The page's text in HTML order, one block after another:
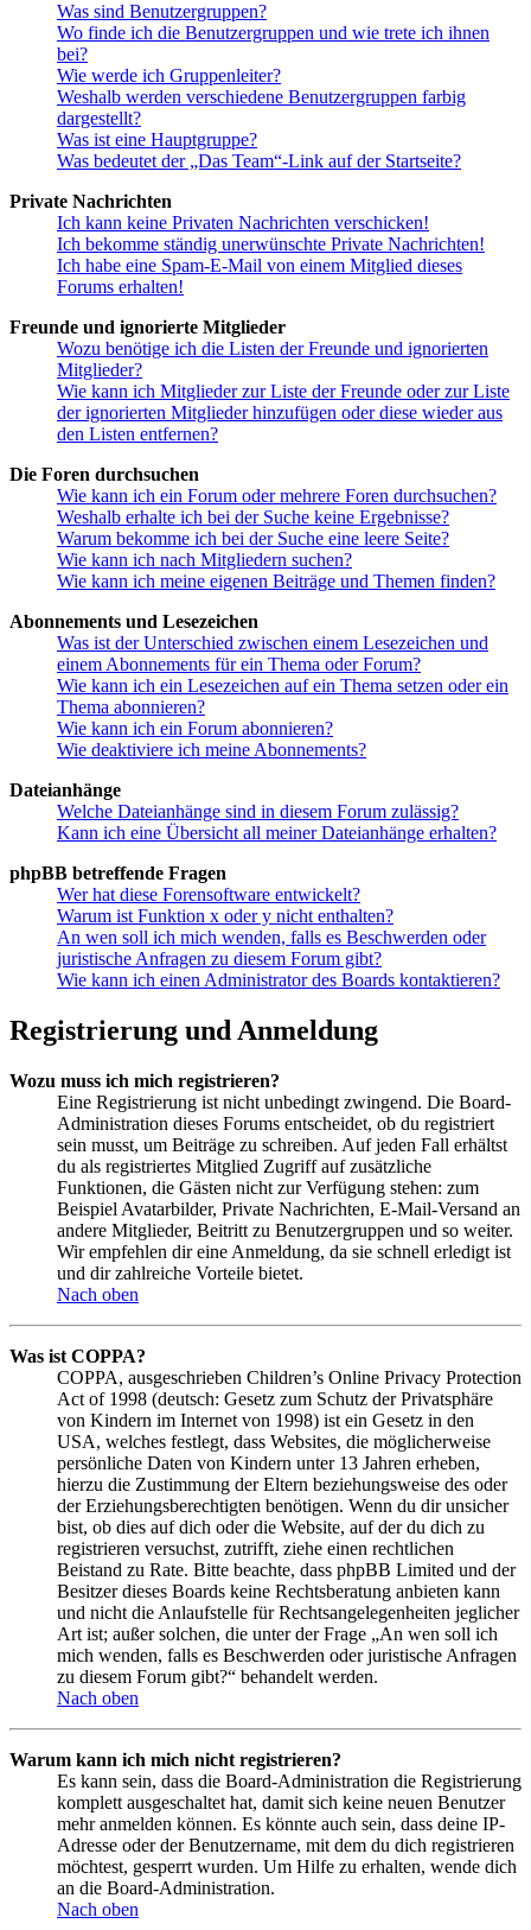
Was sind Benutzergruppen?
Wo finde ich die Benutzergruppen und wie trete ich ihnen
bei?
Wie werde ich Gruppenleiter?
Weshalb werden verschiedene Benutzergruppen farbig
dargestellt?
Was ist eine Hauptgruppe?
Was bedeutet der „Das Team“-Link auf der Startseite?
Private Nachrichten
Ich kann keine Privaten Nachrichten verschicken!
Ich bekomme ständig unerwünschte Private Nachrichten!
Ich habe eine Spam-E-Mail von einem Mitglied dieses
Forums erhalten!
Freunde und ignorierte Mitglieder
Wozu benötige ich die Listen der Freunde und ignorierten
Mitglieder?
Wie kann ich Mitglieder zur Liste der Freunde oder zur Liste
der ignorierten Mitglieder hinzufügen oder diese wieder aus
den Listen entfernen?
Die Foren durchsuchen
Wie kann ich ein Forum oder mehrere Foren durchsuchen?
Weshalb erhalte ich bei der Suche keine Ergebnisse?
Warum bekomme ich bei der Suche eine leere Seite?
Wie kann ich nach Mitgliedern suchen?
Wie kann ich meine eigenen Beiträge und Themen finden?
Abonnements und Lesezeichen
Was ist der Unterschied zwischen einem Lesezeichen und
einem Abonnements für ein Thema oder Forum?
Wie kann ich ein Lesezeichen auf ein Thema setzen oder ein
Thema abonnieren?
Wie kann ich ein Forum abonnieren?
Wie deaktiviere ich meine Abonnements?
Dateianhänge
Welche Dateianhänge sind in diesem Forum zulässig?
Kann ich eine Übersicht all meiner Dateianhänge erhalten?
phpBB betreffende Fragen
Wer hat diese Forensoftware entwickelt?
Warum ist Funktion x oder y nicht enthalten?
An wen soll ich mich wenden, falls es Beschwerden oder
juristische Anfragen zu diesem Forum gibt?
Wie kann ich einen Administrator des Boards kontaktieren?
Registrierung und Anmeldung
Wozu muss ich mich registrieren?
Eine Registrierung ist nicht unbedingt zwingend. Die Board-
Administration dieses Forums entscheidet, ob du registriert
sein musst, um Beiträge zu schreiben. Auf jeden Fall erhältst
du als registriertes Mitglied Zugriff auf zusätzliche
Funktionen, die Gästen nicht zur Verfügung stehen: zum
Beispiel Avatarbilder, Private Nachrichten, E-Mail-Versand an
andere Mitglieder, Beitritt zu Benutzergruppen und so weiter.
Wir empfehlen dir eine Anmeldung, da sie schnell erledigt ist
und dir zahlreiche Vorteile bietet.
Nach oben
Was ist COPPA?
COPPA, ausgeschrieben Children’s Online Privacy Protection
Act of 1998 (deutsch: Gesetz zum Schutz der Privatsphäre
von Kindern im Internet von 1998) ist ein Gesetz in den
USA, welches festlegt, dass Websites, die möglicherweise
persönliche Daten von Kindern unter 13 Jahren erheben,
hierzu die Zustimmung der Eltern beziehungsweise des oder
der Erziehungsberechtigten benötigen. Wenn du dir unsicher
bist, ob dies auf dich oder die Website, auf der du dich zu
registrieren versuchst, zutrifft, ziehe einen rechtlichen
Beistand zu Rate. Bitte beachte, dass phpBB Limited und der
Besitzer dieses Boards keine Rechtsberatung anbieten kann
und nicht die Anlaufstelle für Rechtsangelegenheiten jeglicher
Art ist; außer solchen, die unter der Frage „An wen soll ich
mich wenden, falls es Beschwerden oder juristische Anfragen
zu diesem Forum gibt?“ behandelt werden.
Nach oben
Warum kann ich mich nicht registrieren?
Es kann sein, dass die Board-Administration die Registrierung
komplett ausgeschaltet hat, damit sich keine neuen Benutzer
mehr anmelden können. Es könnte auch sein, dass deine IP-
Adresse oder der Benutzername, mit dem du dich registrieren
möchtest, gesperrt wurden. Um Hilfe zu erhalten, wende dich
an die Board-Administration.
Nach oben